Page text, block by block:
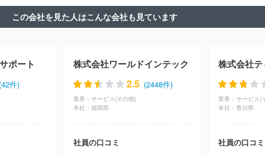
エー・ピーホールディングス
株式会社ジャステック
株式会社第
一ライフグループ
株式会社チェッカーサポート
ック・ホールディングス
株式会社ベルパーク
株式会社ＢＲＥＸ
ホールディングス株式会社
ＮＧＢ株式会社
株式会社ジェイエイ
シーリクルートメント
アース環境サービス株式会社
グリーホー
サイエンスプラニング
ＧＭＯペイメントゲートウェイ株式会社
インフォテック・サービス株式会社
パーソル
この会社を見た人はこんな会社も見ています
ポート
件)
株式会社ワールドインテック
2.5 (2448件)
業界： サービス(その他)
本社： 福岡県
社員の口コミ
業界： サービス(
本社： 香川県
社員の口コミ